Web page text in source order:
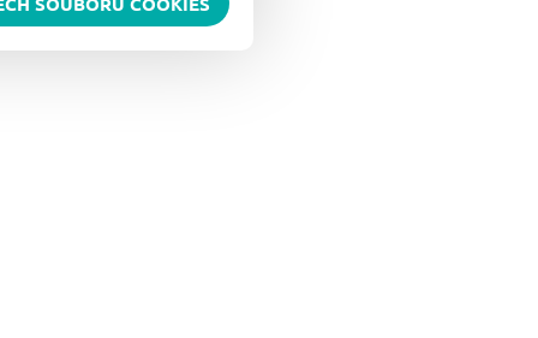
Rádi Vám pomůžeme.
SOUBORŮ COOKIES